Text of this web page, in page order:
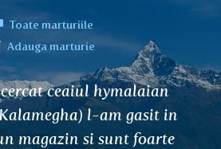
Toate marturiile
Adauga marturie
ceaiul hymalaian
l-am gasit in
magazin si sunt foarte